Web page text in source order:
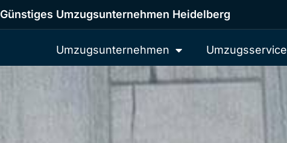
Günstiges Umzugsunternehmen Heidelberg
Umzugsunternehmen Umzugsservice